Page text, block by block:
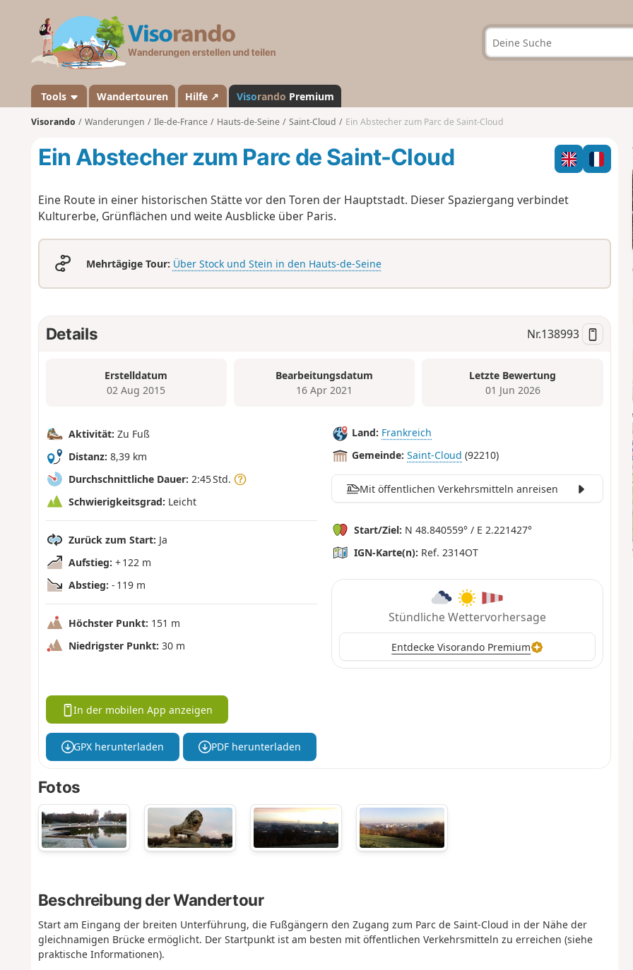
a
n
d
Tools Wandertouren Hilfe ↗ Visorando Premium
Visorando Wanderungen Ile-de-France Hauts-de-Seine Saint-Cloud Ein Abstecher zum Parc de Saint-Cloud
Ein Abstecher zum Parc de Saint-Cloud
Eine Route in einer historischen Stätte vor den Toren der Hauptstadt. Dieser Spaziergang verbindet
Kulturerbe, Grünflächen und weite Ausblicke über Paris.
Mehrtägige Tour: Über Stock und Stein in den Hauts-de-Seine
Details Nr.138993
Erstelldatum
02 Aug 2015
Bearbeitungsdatum
16 Apr 2021
Letzte Bewertung
01 Jun 2026
Aktivität: Zu Fuß
Distanz: 8,39 km
Durchschnittliche Dauer: 2:45 Std.
Schwierigkeitsgrad: Leicht
Zurück zum Start: Ja
Aufstieg: + 122 m
Abstieg: - 119 m
Höchster Punkt: 151 m
Niedrigster Punkt: 30 m
Land: Frankreich
Gemeinde: Saint-Cloud (92210)
Mit öffentlichen Verkehrsmitteln anreisen
Start/Ziel: N 48.840559° / E 2.221427°
IGN-Karte(n): Ref. 2314OT
Stündliche Wettervorhersage
Entdecke Visorando Premium
In der mobilen App anzeigen
GPX herunterladen PDF herunterladen
Fotos
Beschreibung der Wandertour
Start am Eingang der breiten Unterführung, die Fußgängern den Zugang zum Parc de Saint-Cloud in der Nähe der
gleichnamigen Brücke ermöglicht. Der Startpunkt ist am besten mit öffentlichen Verkehrsmitteln zu erreichen (siehe
praktische Informationen).